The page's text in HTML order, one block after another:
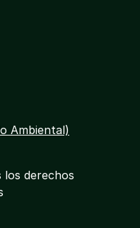
Ambiental)
derechos